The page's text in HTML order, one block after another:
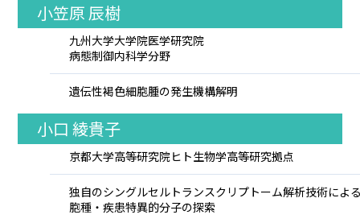
小笠原 辰樹
九州大学大学院医学研究院
病態制御内科学分野
遺伝性褐色細胞腫の発生機構解明
小口 綾貴子
京都大学高等研究院ヒト生物学高等研究拠点
独自のシングルセルトランスクリプトーム解析技術によ
胞種・疾患特異的分子の探索